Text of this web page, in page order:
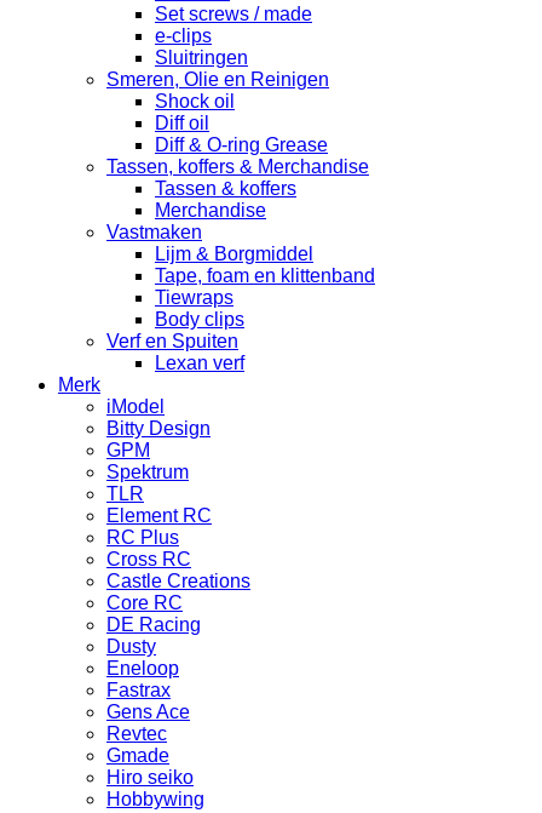
Set screws / made
e-clips
Sluitringen
Smeren, Olie en Reinigen
Shock oil
Diff oil
Diff & O-ring Grease
Tassen, koffers & Merchandise
Tassen & koffers
Merchandise
Vastmaken
Lijm & Borgmiddel
Tape, foam en klittenband
Tiewraps
Body clips
Verf en Spuiten
Lexan verf
Merk
iModel
Bitty Design
GPM
Spektrum
TLR
Element RC
RC Plus
Cross RC
Castle Creations
Core RC
DE Racing
Dusty
Eneloop
Fastrax
Gens Ace
Revtec
Gmade
Hiro seiko
Hobbywing